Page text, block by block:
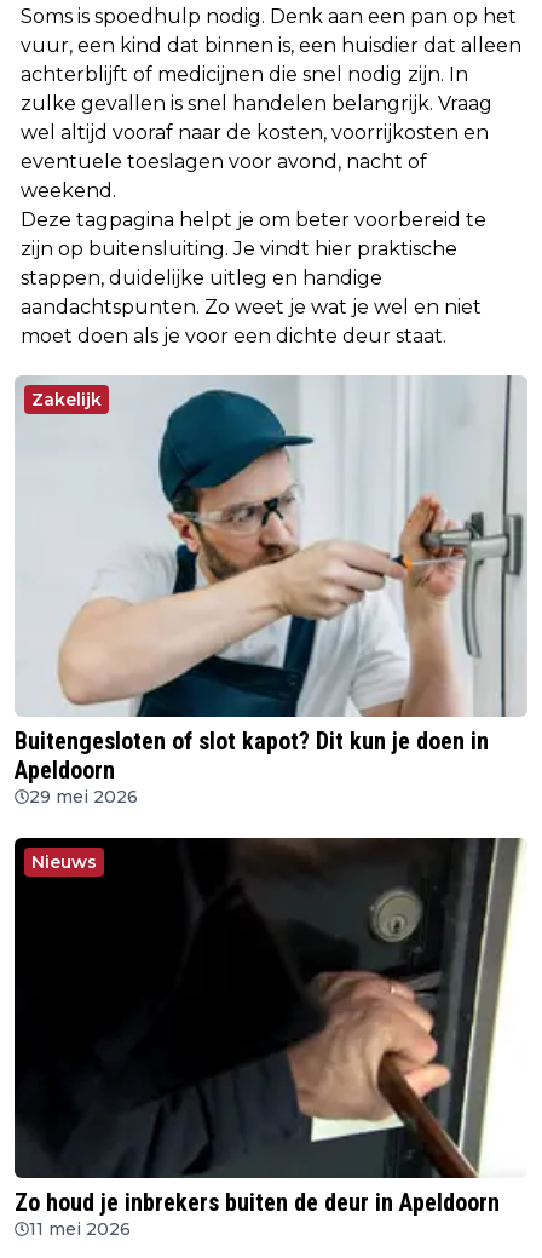
Soms is spoedhulp nodig. Denk aan een pan op het
vuur, een kind dat binnen is, een huisdier dat alleen
achterblijft of medicijnen die snel nodig zijn. In
zulke gevallen is snel handelen belangrijk. Vraag
wel altijd vooraf naar de kosten, voorrijkosten en
eventuele toeslagen voor avond, nacht of
weekend.
Deze tagpagina helpt je om beter voorbereid te
zijn op buitensluiting. Je vindt hier praktische
stappen, duidelijke uitleg en handige
aandachtspunten. Zo weet je wat je wel en niet
moet doen als je voor een dichte deur staat.
Zakelijk
Buitengesloten of slot kapot? Dit kun je doen in
Apeldoorn
29 mei 2026
Nieuws
Zo houd je inbrekers buiten de deur in Apeldoorn
11 mei 2026